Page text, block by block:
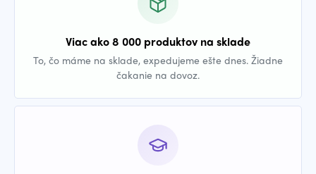
Viac ako 8 000 produktov na sklade
To, čo máme na sklade, expedujeme ešte dnes. Žiadne
čakanie na dovoz.